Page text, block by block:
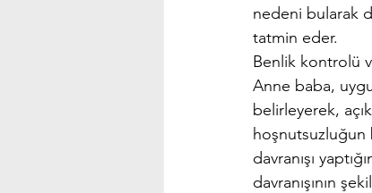
nedeni bularak
tatmin eder.
Benlik kontrolü
Anne baba,
belirleyerek,
hoşnutsuzluğun
davranışı
davranışının